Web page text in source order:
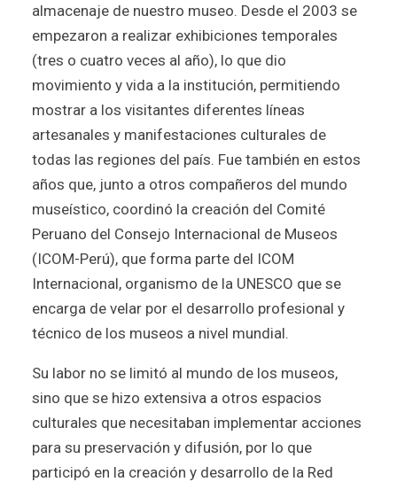
almacenaje de nuestro museo. Desde el 2003 se
empezaron a realizar exhibiciones temporales
(tres o cuatro veces al año), lo que dio
movimiento y vida a la institución, permitiendo
mostrar a los visitantes diferentes líneas
artesanales y manifestaciones culturales de
todas las regiones del país. Fue también en estos
años que, junto a otros compañeros del mundo
museístico, coordinó la creación del Comité
Peruano del Consejo Internacional de Museos
(ICOM-Perú), que forma parte del ICOM
Internacional, organismo de la UNESCO que se
encarga de velar por el desarrollo profesional y
técnico de los museos a nivel mundial.
Su labor no se limitó al mundo de los museos,
sino que se hizo extensiva a otros espacios
culturales que necesitaban implementar acciones
para su preservación y difusión, por lo que
participó en la creación y desarrollo de la Red